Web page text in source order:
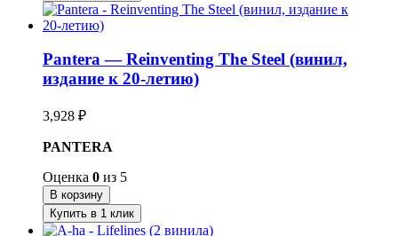
Pantera — Reinventing The Steel (винил,
издание к 20-летию)
3,928 ₽
PANTERA
Оценка 0 из 5
В корзину
Купить в 1 клик